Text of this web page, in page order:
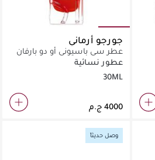
جورجو أرماني
عطر سي باسيوني أو دو بارفان
عطور نسائية
30ML
وصل حديثاً